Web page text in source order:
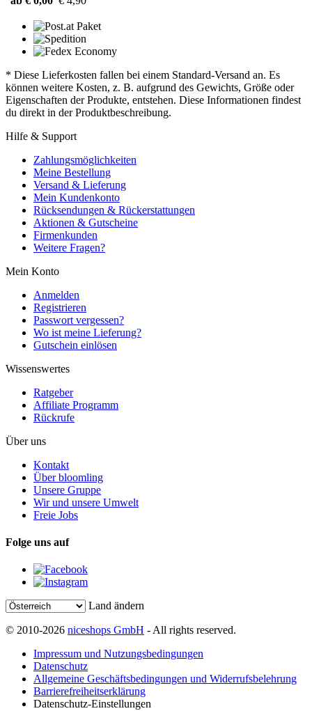
* Diese Lieferkosten fallen bei einem Standard-Versand an. Es
können weitere Kosten, z. B. aufgrund des Gewichts, Größe oder
Eigenschaften der Produkte, entstehen. Diese Informationen findest
du direkt in der Produktbeschreibung.
Hilfe & Support
Zahlungsmöglichkeiten
Meine Bestellung
Versand & Lieferung
Mein Kundenkonto
Rücksendungen & Rückerstattungen
Aktionen & Gutscheine
Firmenkunden
Weitere Fragen?
Mein Konto
Anmelden
Registrieren
Passwort vergessen?
Wo ist meine Lieferung?
Gutschein einlösen
Wissenswertes
Ratgeber
Affiliate Programm
Rückrufe
Über uns
Kontakt
Über bloomling
Unsere Gruppe
Wir und unsere Umwelt
Freie Jobs
Folge uns auf
Land ändern
© 2010-2026 niceshops GmbH - All rights reserved.
Impressum und Nutzungsbedingungen
Datenschutz
Allgemeine Geschäftsbedingungen und Widerrufsbelehrung
Barrierefreiheitserklärung
Datenschutz-Einstellungen